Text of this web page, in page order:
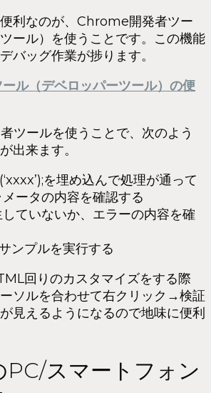
利なのが、Chrome開発者ツー
ール）を使うことです。この機能
バッグ作業が捗ります。
ル（デベロッパーツール）の便
ツールを使うことで、次のよう
出来ます。
を埋め込んで処理が通って
ータの内容を確認する
ていないか、エラーの内容を確
ンプルを実行する
回りのカスタマイズをする際
ソルを合わせて右クリック→検証
見えるようになるので地味に便利
PC/スマートフォン